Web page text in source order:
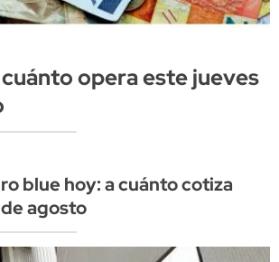
cuánto opera este jueves
blue hoy: a cuánto cotiza
agosto